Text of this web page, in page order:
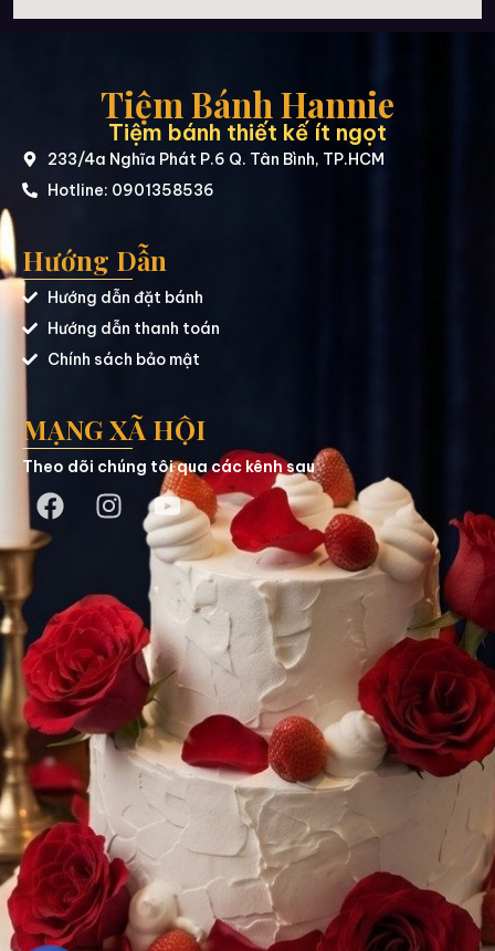
Tiệm Bánh Hannie
Tiệm bánh thiết kế ít ngọt
233/4a Nghĩa Phát P.6 Q. Tân Bình, TP.HCM
Hotline: 0901358536
Hướng Dẫn
Hướng dẫn đặt bánh
Hướng dẫn thanh toán
Chính sách bảo mật
MẠNG XÃ HỘI
Theo dõi chúng tôi qua các kênh sau